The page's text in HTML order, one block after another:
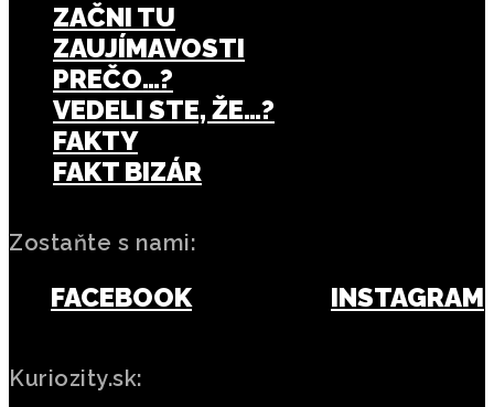
ZAČNI TU
ZAUJÍMAVOSTI
PREČO…?
VEDELI STE, ŽE…?
FAKTY
FAKT BIZÁR
Zostaňte s nami:
FACEBOOK INSTAGRAM
Kuriozity.sk: